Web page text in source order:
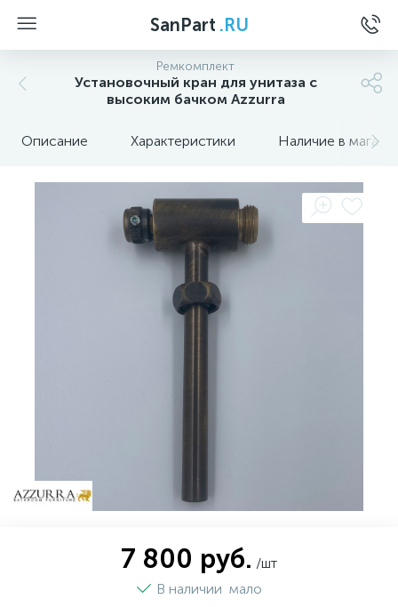
SanPart .RU
Ремкомплект
Установочный кран для унитаза с
высоким бачком Azzurra
Описание Характеристики Наличие в
7 800 руб. /шт
В наличии мало